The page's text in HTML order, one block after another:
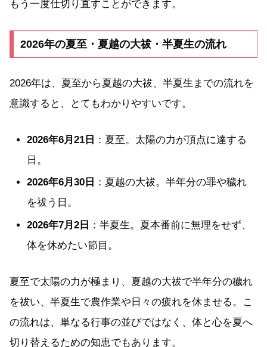
もう一度仕切り直すことができます。
2026年の夏至・夏越の大祓・半夏生の流れ
2026年は、夏至から夏越の大祓、半夏生までの流れを
意識すると、とてもわかりやすいです。
2026年6月21日 ：夏至。太陽の力が頂点に達する
日。
2026年6月30日 ：夏越の大祓。半年分の罪や穢れ
を祓う日。
2026年7月2日 ：半夏生。夏本番前に無理をせず、
体を休めたい節目。
夏至で太陽の力が極まり、夏越の大祓で半年分の穢れ
を祓い、半夏生で農作業や日々の疲れを休ませる。こ
の流れは、単なる行事の並びではなく、体と心を夏へ
切り替えるための知恵でもあります。